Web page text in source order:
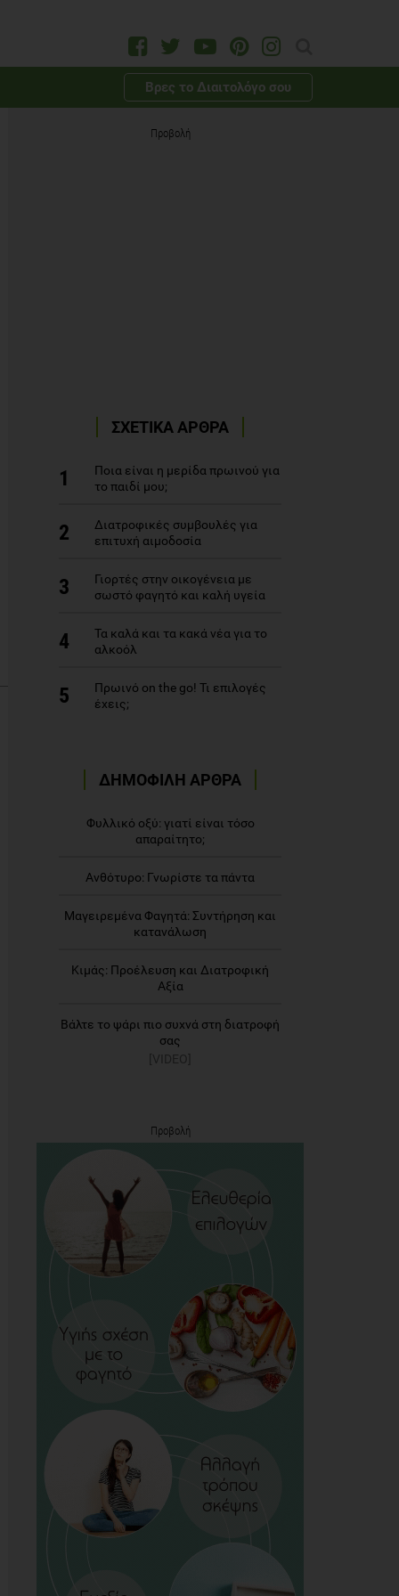
Βρες το Διαιτολόγο σου
Προβολή
ΣΧΕΤΙΚΑ ΑΡΘΡΑ
1
Ποια είναι η μερίδα πρωινού για
το παιδί μου;
2
Διατροφικές συμβουλές για
επιτυχή αιμοδοσία
3
Γιορτές στην οικογένεια με
σωστό φαγητό και καλή υγεία
4
Τα καλά και τα κακά νέα για το
αλκοόλ
5
Πρωινό on the go! Τι επιλογές
έχεις;
ΔΗΜΟΦΙΛΗ ΑΡΘΡΑ
Φυλλικό οξύ: γιατί είναι τόσο
απαραίτητο;
Ανθότυρο: Γνωρίστε τα πάντα
Μαγειρεμένα Φαγητά: Συντήρηση και
κατανάλωση
Κιμάς: Προέλευση και Διατροφική
Αξία
Βάλτε το ψάρι πιο συχνά στη διατροφή
σας
[VIDEO]
Προβολή